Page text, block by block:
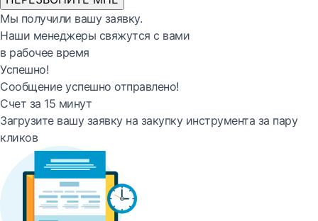
Мы получили вашу заявку.
Наши менеджеры свяжутся с вами
в рабочее время
Успешно!
Сообщение успешно отправлено!
Счет за 15 минут
Загрузите вашу заявку на закупку инструмента за пару
кликов